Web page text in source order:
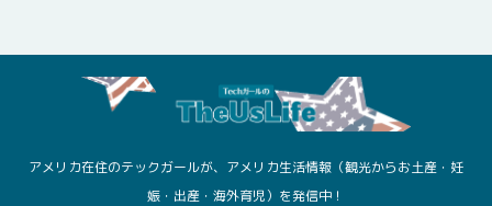
アメリカ在住のテックガールが、アメリカ生活情報（観光からお土産・妊
娠・出産・海外育児）を発信中！